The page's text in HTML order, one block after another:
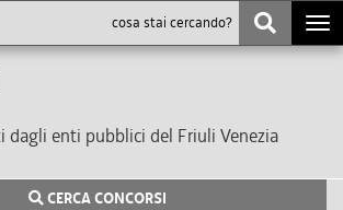
dagli enti pubblici del Friuli Venezia
CERCA CONCORSI